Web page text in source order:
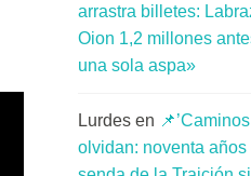
arrastra billetes:
Oion 1,2 millones
una sola aspa»
Lurdes en
olvidan: noventa